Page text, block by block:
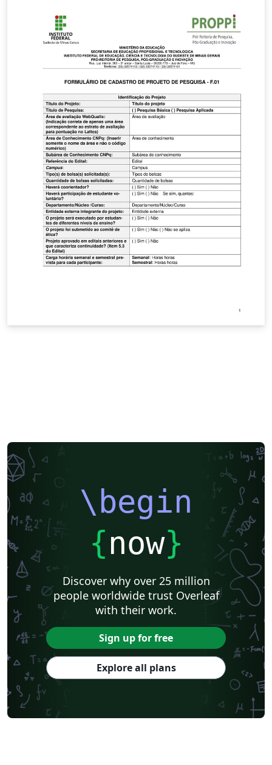
\begin
{now}
Discover why over 25 million
people worldwide trust Overleaf
with their work.
Sign up for free
Explore all plans